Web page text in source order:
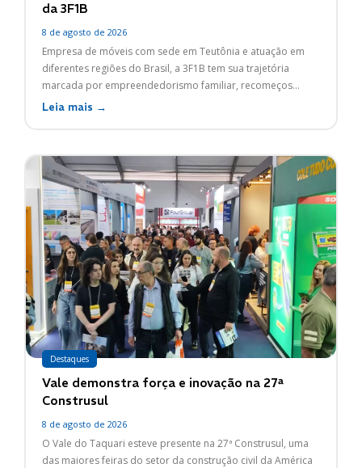
da 3F1B
8 de agosto de 2026
Empresa de móveis com sede em Teutônia e atuação em
diferentes regiões do Brasil, a 3F1B tem sua trajetória
marcada por empreendedorismo familiar, recomeços...
Leia mais →
Destaques
Vale demonstra força e inovação na 27ª
Construsul
8 de agosto de 2026
O Vale do Taquari esteve presente na 27ª Construsul, uma
das maiores feiras do setor da construção civil da América